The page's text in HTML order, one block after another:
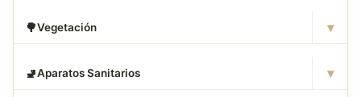
🌳Vegetación ▾
🚽Aparatos Sanitarios ▾